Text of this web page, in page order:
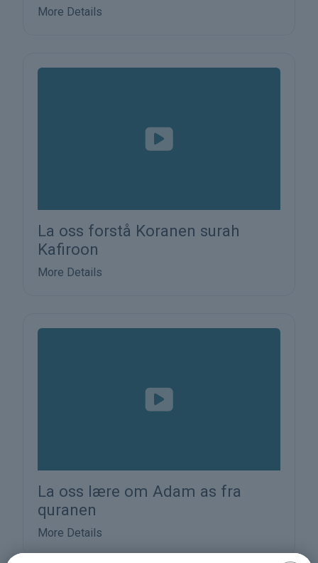
More Details
La oss forstå Koranen surah
Kafiroon
More Details
La oss lære om Adam as fra
quranen
More Details